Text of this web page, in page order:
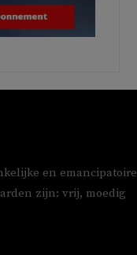
en emancipatoire
zijn: vrij, moedig